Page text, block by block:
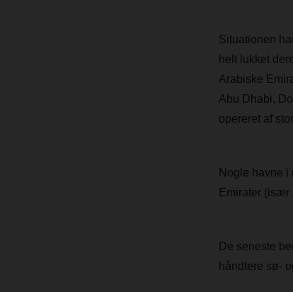
Situationen
helt lukket
Arabiske
Abu Dhabi,
opereret af
Nogle havne i
Emirater (især
De seneste
håndtere sø-